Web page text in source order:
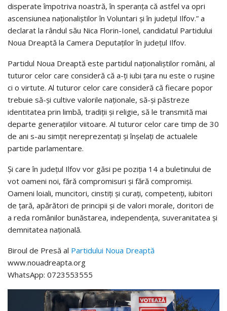
disperate împotriva noastră, în speranța că astfel va opri
ascensiunea naționaliștilor în Voluntari și în județul Ilfov.” a
declarat la rândul său Nica Florin-Ionel, candidatul Partidului
Noua Dreaptă la Camera Deputaților în județul Ilfov.
Partidul Noua Dreaptă este partidul naționaliștilor români, al
tuturor celor care consideră că a-ți iubi țara nu este o rușine
ci o virtute. Al tuturor celor care consideră că fiecare popor
trebuie să-și cultive valorile naționale, să-și păstreze
identitatea prin limbă, tradiții și religie, să le transmită mai
departe generațiilor viitoare. Al tuturor celor care timp de 30
de ani s-au simțit nereprezentați și înșelați de actualele
partide parlamentare.
Și care în județul Ilfov vor găsi pe poziția 14 a buletinului de
vot oameni noi, fără compromisuri și fără compromiși.
Oameni loiali, muncitori, cinstiți și curați, competenți, iubitori
de țară, apărători de principii și de valori morale, doritori de
a reda românilor bunăstarea, independența, suveranitatea și
demnitatea națională.
Biroul de Presă al Partidului Noua Dreaptă
www.nouadreapta.org
WhatsApp: 0723553555